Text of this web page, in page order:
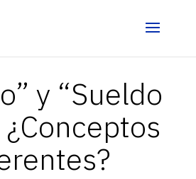
y “Sueldo
¿Conceptos